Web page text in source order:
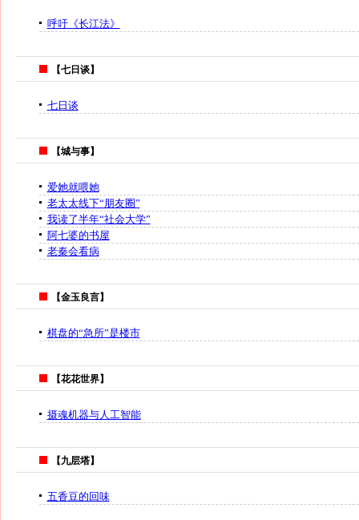
呼吁《长江法》
【七日谈】
七日谈
【城与事】
爱她就喂她
老太太线下“朋友圈”
我读了半年“社会大学”
阿七婆的书屋
老秦会看病
【金玉良言】
棋盘的“急所”是楼市
【花花世界】
摄魂机器与人工智能
【九层塔】
五香豆的回味